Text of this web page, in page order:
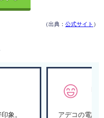
（出典： 公式サイト ）
象。
アデコの電話